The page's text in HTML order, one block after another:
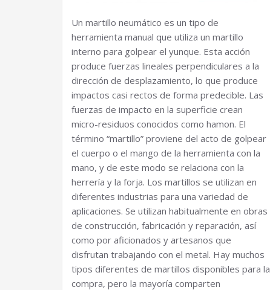
Un martillo neumático es un tipo de
herramienta manual que utiliza un martillo
interno para golpear el yunque. Esta acción
produce fuerzas lineales perpendiculares a la
dirección de desplazamiento, lo que produce
impactos casi rectos de forma predecible. Las
fuerzas de impacto en la superficie crean
micro-residuos conocidos como hamon. El
término “martillo” proviene del acto de golpear
el cuerpo o el mango de la herramienta con la
mano, y de este modo se relaciona con la
herrería y la forja. Los martillos se utilizan en
diferentes industrias para una variedad de
aplicaciones. Se utilizan habitualmente en obras
de construcción, fabricación y reparación, así
como por aficionados y artesanos que
disfrutan trabajando con el metal. Hay muchos
tipos diferentes de martillos disponibles para la
compra, pero la mayoría comparten